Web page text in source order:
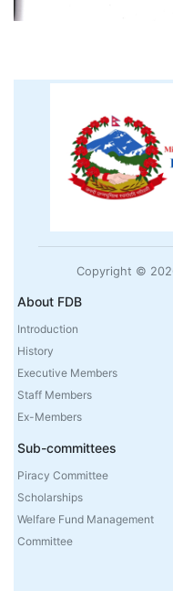
Copyright ©
About FDB
Introduction
History
Executive Members
Staff Members
Ex-Members
Sub-committees
Piracy Committee
Scholarships
Welfare Fund Management
Committee